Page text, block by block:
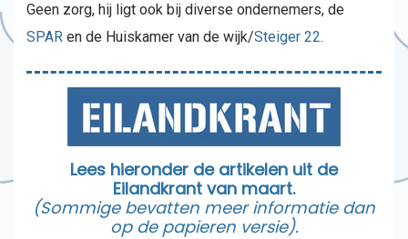
Geen zorg, hij ligt ook bij diverse ondernemers, de
SPAR en de Huiskamer van de wijk/Steiger 22.
Lees hieronder de artikelen uit de
Eilandkrant van maart.
(Sommige bevatten meer informatie dan
op de papieren versie).